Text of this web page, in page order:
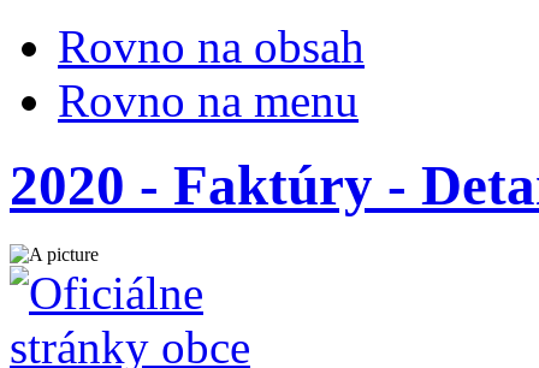
Rovno na obsah
Rovno na menu
2020 - Faktúry -